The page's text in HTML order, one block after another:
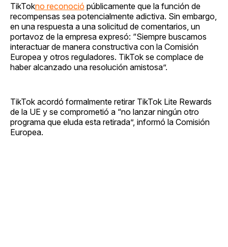
TikTokno reconoció públicamente que la función de
recompensas sea potencialmente adictiva. Sin embargo,
en una respuesta a una solicitud de comentarios, un
portavoz de la empresa expresó: “Siempre buscamos
interactuar de manera constructiva con la Comisión
Europea y otros reguladores. TikTok se complace de
haber alcanzado una resolución amistosa”.
TikTok acordó formalmente retirar TikTok Lite Rewards
de la UE y se comprometió a “no lanzar ningún otro
programa que eluda esta retirada”, informó la Comisión
Europea.